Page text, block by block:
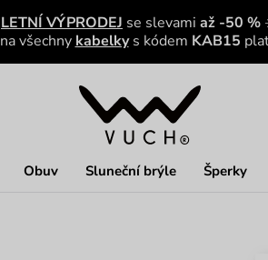
LETNÍ VÝPRODEJ se slevami až -50 %
na všechny kabelky s kódem KAB15
Obuv Sluneční brýle Šperky